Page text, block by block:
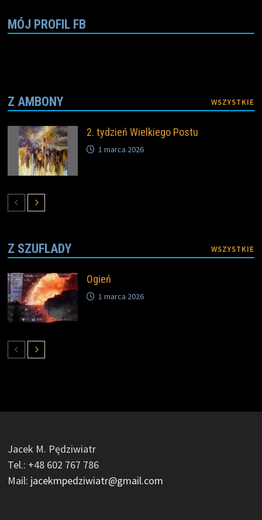
MÓJ PROFIL FB
Z AMBONY WSZYSTKIE
2. tydzień Wielkiego Postu
1 marca 2026
Z SZUFLADY WSZYSTKIE
Ogień
1 marca 2026
Jacek M. Pędziwiatr
Tel.: +48 602 767 786
Mail: jacekmpedziwiatr@gmail.com